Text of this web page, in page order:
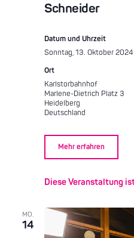
Schneider
Datum und Uhrzeit
Sonntag, 13. Oktober
Ort
Karlstorbahnhof
Marlene-Dietrich Platz 3
Heidelberg
Deutschland
Mehr erfahren
Diese Veranstaltung
MO.
14